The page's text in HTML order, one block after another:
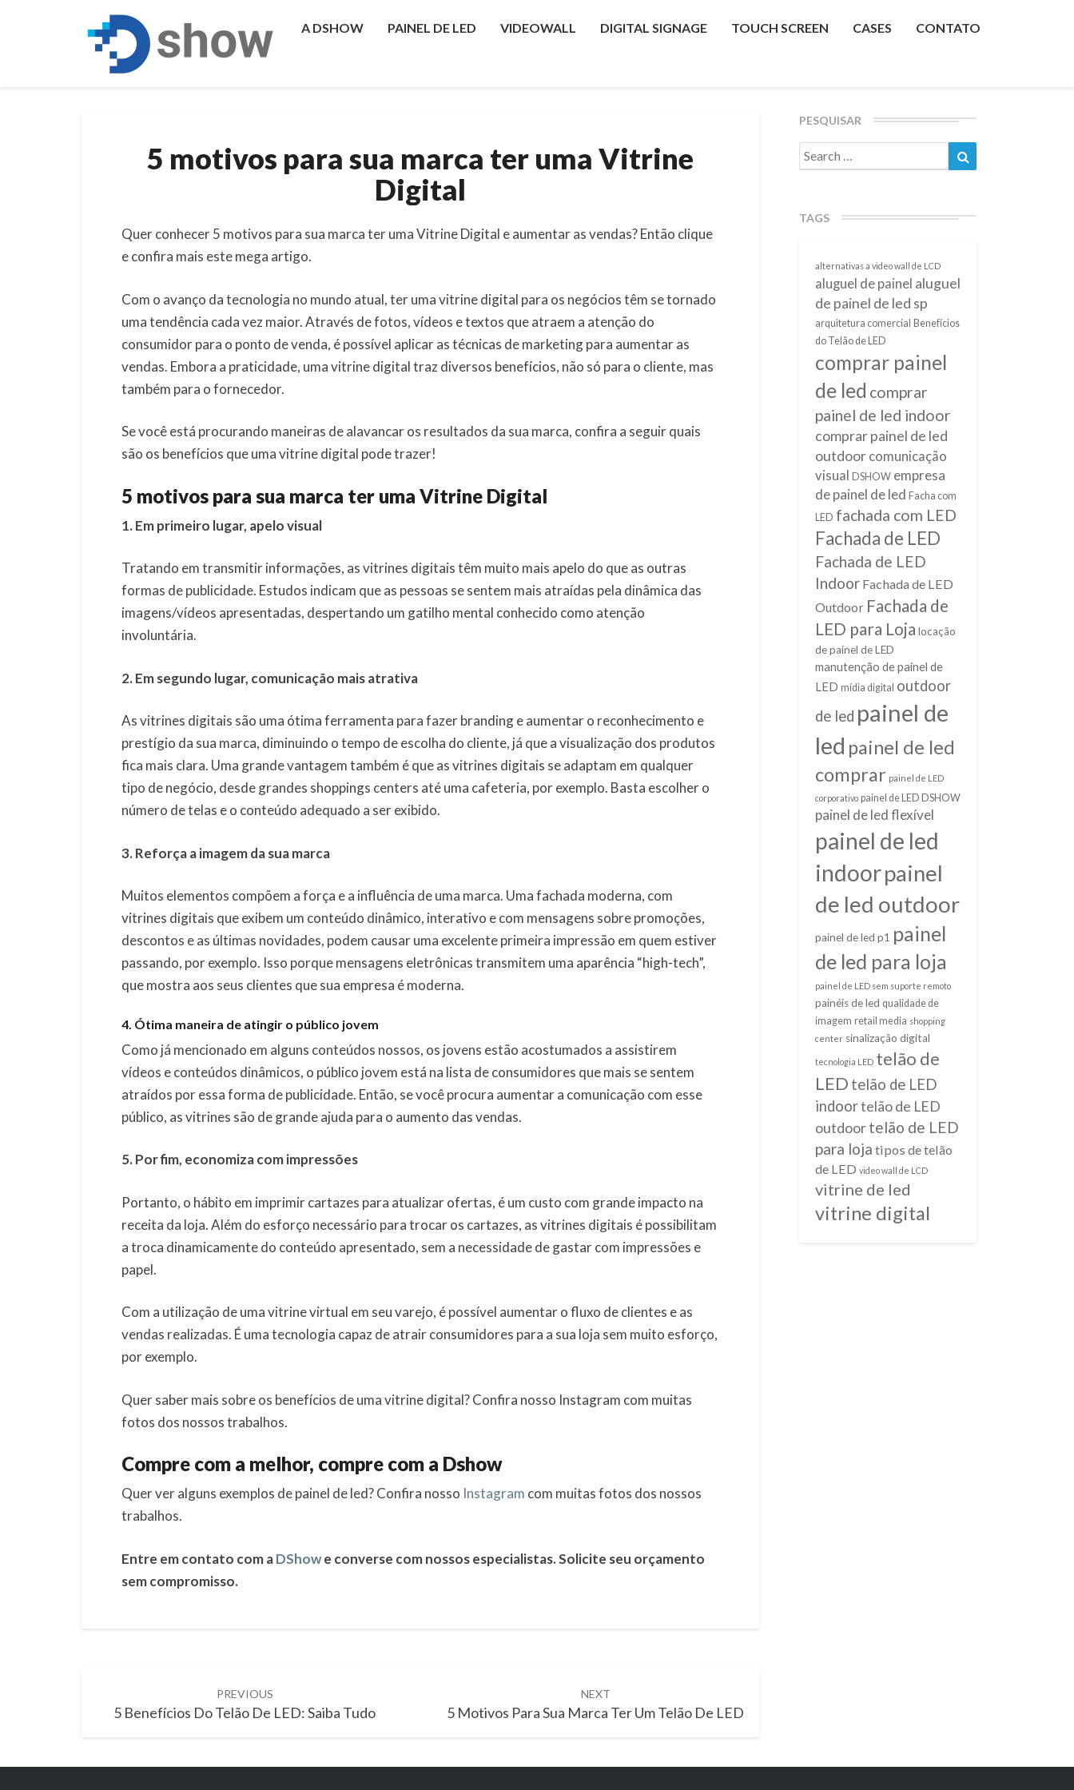
A DSHOW PAINEL DE LED VIDEOWALL DIGITAL SIGNAGE TOUCH SCREEN CASES CONTATO
motivos
para
sua
ter
Digital
5 motivos para sua marca ter uma Vitrine
Digital
Quer conhecer 5 motivos para sua marca ter uma Vitrine Digital e aumentar as vendas? Então clique
e confira mais este mega artigo.
Com o avanço da tecnologia no mundo atual, ter uma vitrine digital para os negócios têm se tornado
uma tendência cada vez maior. Através de fotos, vídeos e textos que atraem a atenção do
consumidor para o ponto de venda, é possível aplicar as técnicas de marketing para aumentar as
vendas. Embora a praticidade, uma vitrine digital traz diversos benefícios, não só para o cliente, mas
também para o fornecedor.
Se você está procurando maneiras de alavancar os resultados da sua marca, confira a seguir quais
são os benefícios que uma vitrine digital pode trazer!
5 motivos para sua marca ter uma Vitrine Digital
1. Em primeiro lugar, apelo visual
Tratando em transmitir informações, as vitrines digitais têm muito mais apelo do que as outras
formas de publicidade. Estudos indicam que as pessoas se sentem mais atraídas pela dinâmica das
imagens/vídeos apresentadas, despertando um gatilho mental conhecido como atenção
involuntária.
2. Em segundo lugar, comunicação mais atrativa
As vitrines digitais são uma ótima ferramenta para fazer branding e aumentar o reconhecimento e
prestígio da sua marca, diminuindo o tempo de escolha do cliente, já que a visualização dos produtos
fica mais clara. Uma grande vantagem também é que as vitrines digitais se adaptam em qualquer
tipo de negócio, desde grandes shoppings centers até uma cafeteria, por exemplo. Basta escolher o
número de telas e o conteúdo adequado a ser exibido.
3. Reforça a imagem da sua marca
Muitos elementos compõem a força e a influência de uma marca. Uma fachada moderna, com
vitrines digitais que exibem um conteúdo dinâmico, interativo e com mensagens sobre promoções,
descontos e as últimas novidades, podem causar uma excelente primeira impressão em quem estiver
passando, por exemplo. Isso porque mensagens eletrônicas transmitem uma aparência “high-tech”,
que mostra aos seus clientes que sua empresa é moderna.
4. Ótima maneira de atingir o público jovem
Como já mencionado em alguns conteúdos nossos, os jovens estão acostumados a assistirem
vídeos e conteúdos dinâmicos, o público jovem está na lista de consumidores que mais se sentem
atraídos por essa forma de publicidade. Então, se você procura aumentar a comunicação com esse
público, as vitrines são de grande ajuda para o aumento das vendas.
5. Por fim, economiza com impressões
Portanto, o hábito em imprimir cartazes para atualizar ofertas, é um custo com grande impacto na
receita da loja. Além do esforço necessário para trocar os cartazes, as vitrines digitais é possibilitam
a troca dinamicamente do conteúdo apresentado, sem a necessidade de gastar com impressões e
papel.
Com a utilização de uma vitrine virtual em seu varejo, é possível aumentar o fluxo de clientes e as
vendas realizadas. É uma tecnologia capaz de atrair consumidores para a sua loja sem muito esforço,
por exemplo.
Quer saber mais sobre os benefícios de uma vitrine digital? Confira nosso Instagram com muitas
fotos dos nossos trabalhos.
Compre com a melhor, compre com a Dshow
Quer ver alguns exemplos de painel de led? Confira nosso Instagram com muitas fotos dos nossos
trabalhos.
Entre em contato com aDShowe converse com nossos especialistas. Solicite seu orçamento
sem compromisso.
navigation
PREVIOUS
5 Benefícios Do Telão De LED: Saiba Tudo
NEXT
5 Motivos Para Sua Marca Ter Um Telão De LED
PESQUISAR
Search
for:
TAGS
alternativas a video wall de LCD
aluguel de painel aluguel
de painel de led sp
arquitetura comercial Benefícios
do Telão de LED
comprar painel
de led comprar
painel de led indoor
comprar painel de led
outdoor comunicação
visual
DSHOW empresa
de painel de led Facha com
LED fachada com LED
Fachada de LED
Fachada de LED
Indoor Fachada de LED
Outdoor Fachada de
LED para Loja locação
de painel de LED
manutenção de painel de
LED mídia digital outdoor
de led painel de
led painel de led
comprar painel de LED
corporativo painel de LED DSHOW
painel de led flexível
painel de led
indoorpainel
de led outdoor
painel de led p1 painel
de led para loja
painel de LED sem suporte remoto
painéis de led qualidade de
imagem retail media shopping
center sinalização digital
tecnologia LED telão de
LED telão de LED
indoortelão de LED
outdoor telão de LED
para loja tipos de telão
de LED video wall de LCD
vitrine de led
vitrine digital